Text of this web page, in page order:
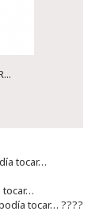
tocar…
tocar… ????